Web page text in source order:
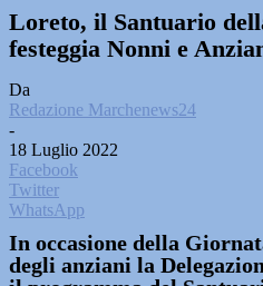
Loreto, il Santuario
festeggia Nonni e
Da
Redazione Marchenews24
-
18 Luglio 2022
Facebook
Twitter
WhatsApp
In occasione della
degli anziani la